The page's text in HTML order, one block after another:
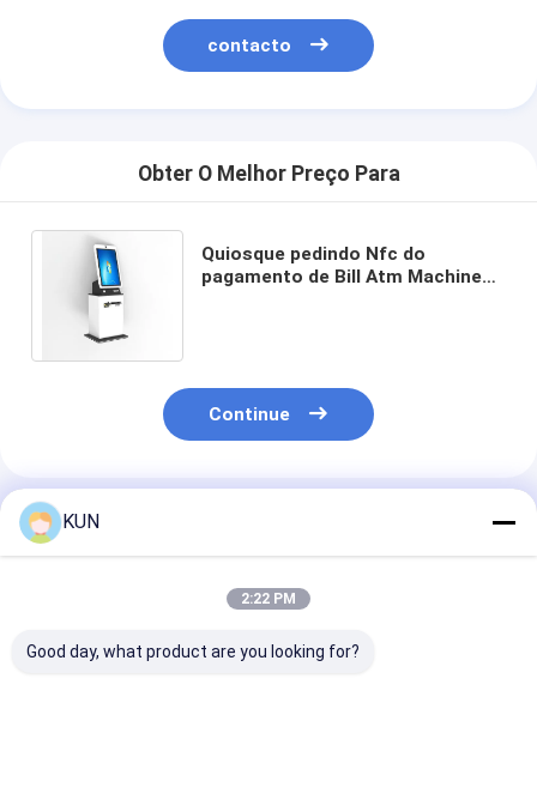
contacto
Obter O Melhor Preço Para
Quiosque pedindo Nfc do
pagamento de Bill Atm Machine
Continue
Produtos Recomendados
KUN
2:22 PM
Good day, what product are you looking for?